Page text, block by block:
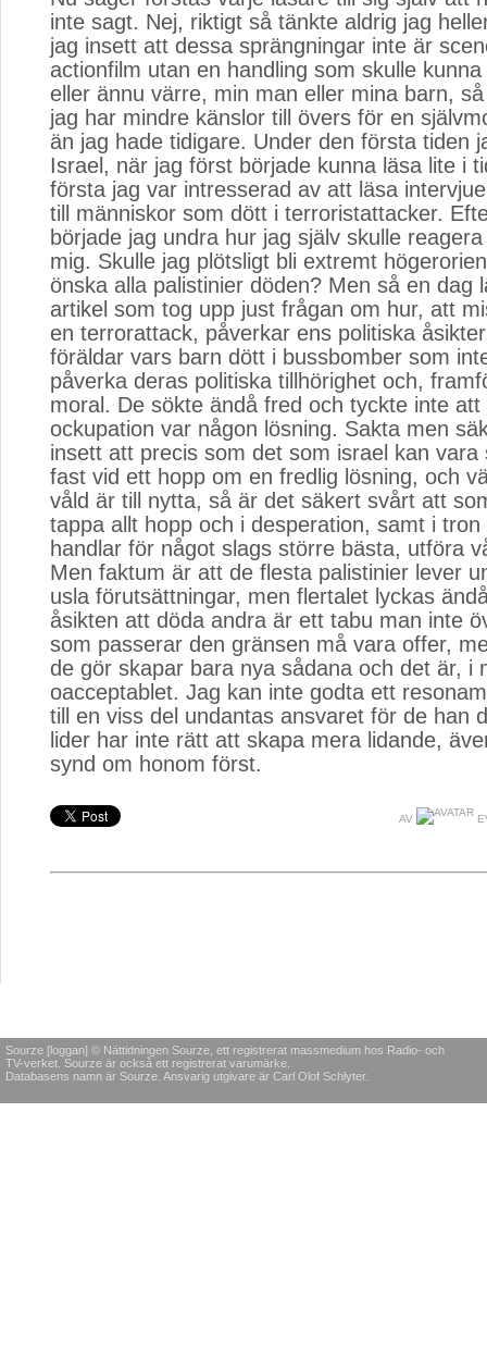
inte sagt. Nej, riktigt så tänkte aldrig jag
jag insett att dessa sprängningar inte är
actionfilm utan en handling som skulle
eller ännu värre, min man eller mina barn,
jag har mindre känslor till övers för en
än jag hade tidigare. Under den första tiden
Israel, när jag först började kunna läsa lite i
första jag var intresserad av att läsa
till människor som dött i terroristattacker.
började jag undra hur jag själv skulle
mig. Skulle jag plötsligt bli extremt
önska alla palistinier döden? Men så en dag
artikel som tog upp just frågan om hur, att
en terrorattack, påverkar ens politiska
föräldar vars barn dött i bussbomber som
påverka deras politiska tillhörighet och,
moral. De sökte ändå fred och tyckte inte
ockupation var någon lösning. Sakta men
insett att precis som det som israel kan vara
fast vid ett hopp om en fredlig lösning, och
våld är till nytta, så är det säkert svårt att
tappa allt hopp och i desperation, samt i
handlar för något slags större bästa, utföra
Men faktum är att de flesta palistinier lever
usla förutsättningar, men flertalet lyckas
åsikten att döda andra är ett tabu man inte
som passerar den gränsen må vara offer,
de gör skapar bara nya sådana och det är, i
oacceptablet. Jag kan inte godta ett
till en viss del undantas ansvaret för de han
lider har inte rätt att skapa mera lidande,
synd om honom först.
AV
Sourze [loggan] © Nättidningen Sourze, ett registrerat massmedium hos Radio- och
TV-verket. Sourze är också ett registrerat varumärke.
Databasens namn är Sourze. Ansvarig utgivare är Carl Olof Schlyter.